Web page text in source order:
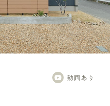
動画あり